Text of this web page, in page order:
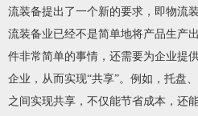
流装备提出了一个新的要求，即物流
流装备业已经不是简单地将产品生产
件非常简单的事情，还需要为企业提
企业，从而实现“共享”。例如，托盘
之间实现共享，不仅能节省成本，还